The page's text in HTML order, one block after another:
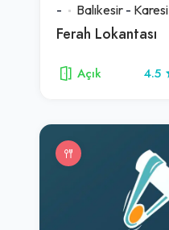
- Balıkesir - Karesi
Ferah Lokantası
Açık 4.5